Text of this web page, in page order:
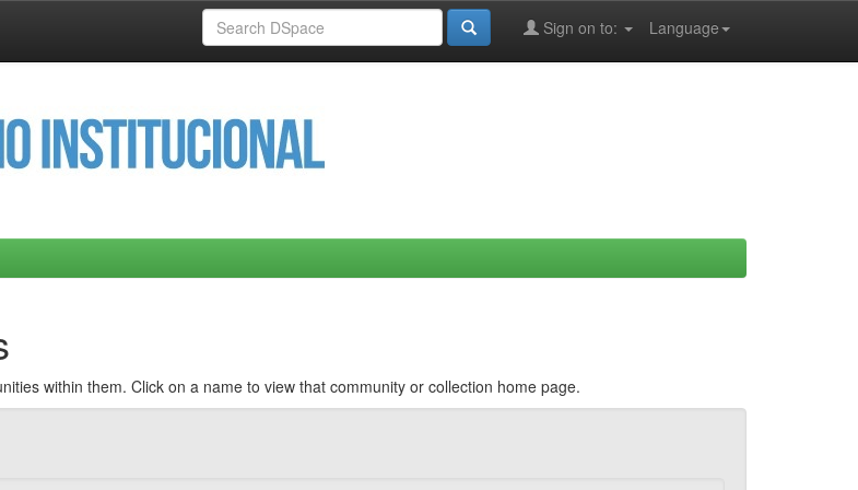
Language
Sign on to:
within them. Click on a name to view that community or collection home page.